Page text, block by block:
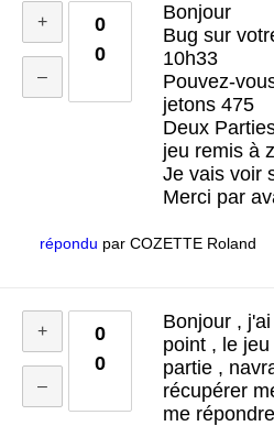
0
0
Bonjour
Bug sur
10h33
Pouvez-
jetons 475
Deux
jeu remis à
Je vais voir
Merci par
répondu par COZETTE Roland
0
0
Bonjour ,
point , le
partie ,
récupérer
me